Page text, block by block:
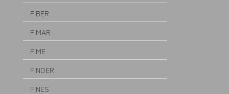
FIBER
FIMAR
FIME
FINDER
FINES